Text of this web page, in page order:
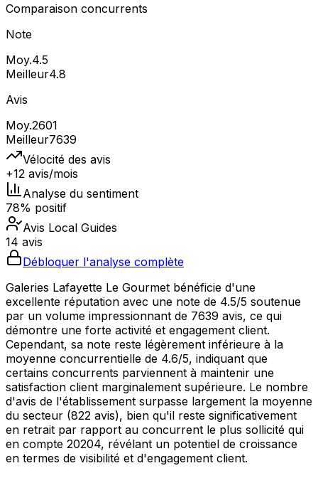
Comparaison concurrents
Note
Moy.4.5
Meilleur4.8
Avis
Moy.2601
Meilleur7639
Vélocité des avis
+12 avis/mois
Analyse du sentiment
78% positif
Avis Local Guides
14 avis
Débloquer l'analyse complète
Galeries Lafayette Le Gourmet bénéficie d'une
excellente réputation avec une note de 4.5/5 soutenue
par un volume impressionnant de 7639 avis, ce qui
démontre une forte activité et engagement client.
Cependant, sa note reste légèrement inférieure à la
moyenne concurrentielle de 4.6/5, indiquant que
certains concurrents parviennent à maintenir une
satisfaction client marginalement supérieure. Le nombre
d'avis de l'établissement surpasse largement la moyenne
du secteur (822 avis), bien qu'il reste significativement
en retrait par rapport au concurrent le plus sollicité qui
en compte 20204, révélant un potentiel de croissance
en termes de visibilité et d'engagement client.